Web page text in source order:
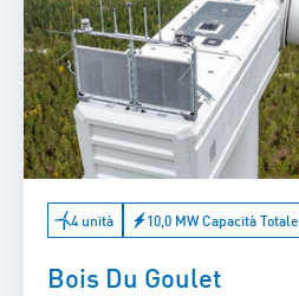
4 unità 10,0 MW Capacità Totale
Bois Du Goulet